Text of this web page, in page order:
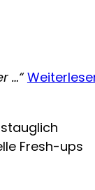
…“
Fresh-ups